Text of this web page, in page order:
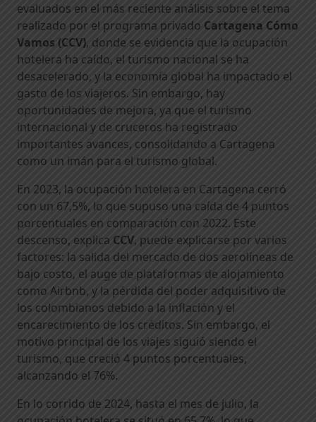
evaluados en el más reciente análisis sobre el tema
realizado por el programa privado Cartagena Cómo
Vamos (CCV), donde se evidencia que la ocupación
hotelera ha caído, el turismo nacional se ha
desacelerado, y la economía global ha impactado el
gasto de los viajeros. Sin embargo, hay
oportunidades de mejora, ya que el turismo
internacional y de cruceros ha registrado
importantes avances, consolidando a Cartagena
como un imán para el turismo global.
En 2023, la ocupación hotelera en Cartagena cerró
con un 67,5%, lo que supuso una caída de 4 puntos
porcentuales en comparación con 2022. Este
descenso, explica CCV, puede explicarse por varios
factores: la salida del mercado de dos aerolíneas de
bajo costo, el auge de plataformas de alojamiento
como Airbnb, y la pérdida del poder adquisitivo de
los colombianos debido a la inflación y el
encarecimiento de los créditos. Sin embargo, el
motivo principal de los viajes siguió siendo el
turismo, que creció 4 puntos porcentuales,
alcanzando el 76%.
En lo corrido de 2024, hasta el mes de julio, la